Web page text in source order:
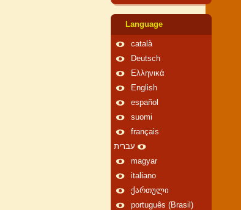
Language
català
Deutsch
Ελληνικά
English
español
suomi
français
עברית
magyar
italiano
ქართული
português (Brasil)